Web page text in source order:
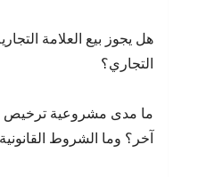
هل يجوز بيع العلامة
التجاري؟
ما مدى مشروعية ترخيص
آخر؟ وما الشروط